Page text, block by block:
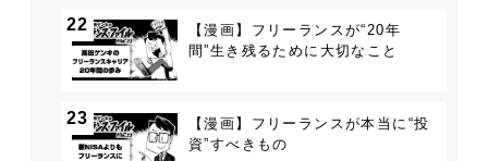
22
【漫画】フリーランスが“20年
間”生き残るために大切なこと
23
【漫画】フリーランスが本当に“投
資”すべきもの